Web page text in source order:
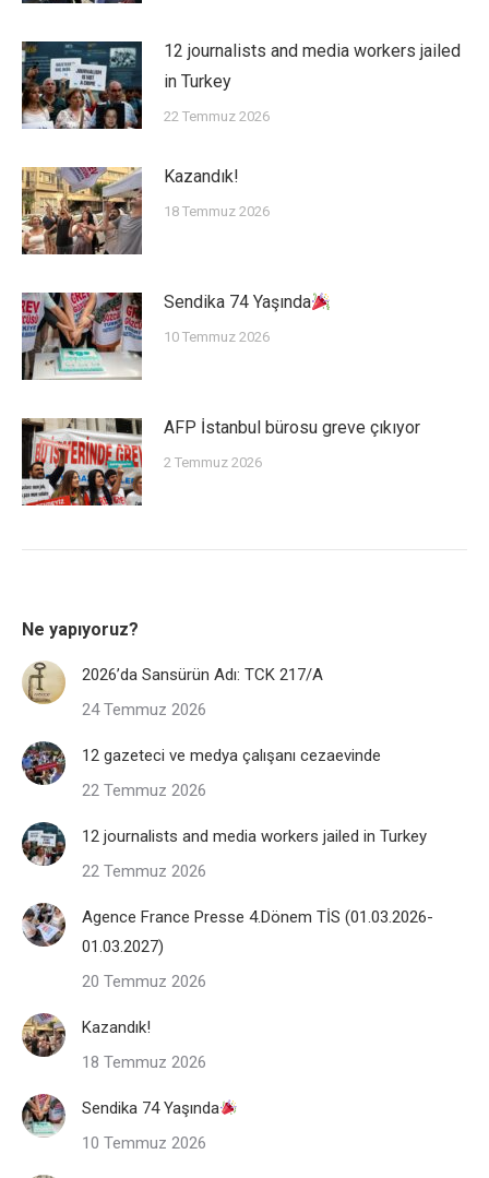
12 journalists and media workers jailed
in Turkey
22 Temmuz 2026
Kazandık!
18 Temmuz 2026
Sendika 74 Yaşında
10 Temmuz 2026
AFP İstanbul bürosu greve çıkıyor
2 Temmuz 2026
Ne yapıyoruz?
2026’da Sansürün Adı: TCK 217/A
24 Temmuz 2026
12 gazeteci ve medya çalışanı cezaevinde
22 Temmuz 2026
12 journalists and media workers jailed in Turkey
22 Temmuz 2026
Agence France Presse 4.Dönem TİS (01.03.2026-
01.03.2027)
20 Temmuz 2026
Kazandık!
18 Temmuz 2026
Sendika 74 Yaşında
10 Temmuz 2026